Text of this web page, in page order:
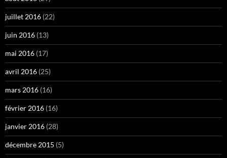
juillet 2016 (22)
juin 2016 (13)
mai 2016 (17)
avril 2016 (25)
mars 2016 (16)
février 2016 (16)
janvier 2016 (28)
décembre 2015 (5)